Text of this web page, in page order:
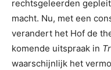
rechtsgeleerden
macht. Nu, met een
verandert het Hof de
komende uitspraak in
waarschijnlijk het